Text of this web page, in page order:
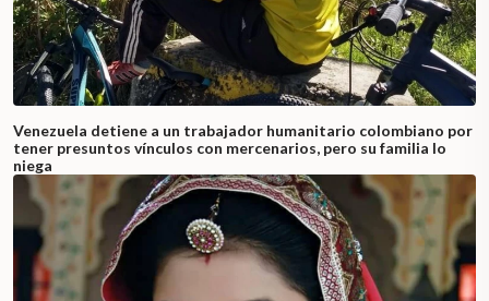
Venezuela detiene a un trabajador humanitario colombiano por
tener presuntos vínculos con mercenarios, pero su familia lo
niega